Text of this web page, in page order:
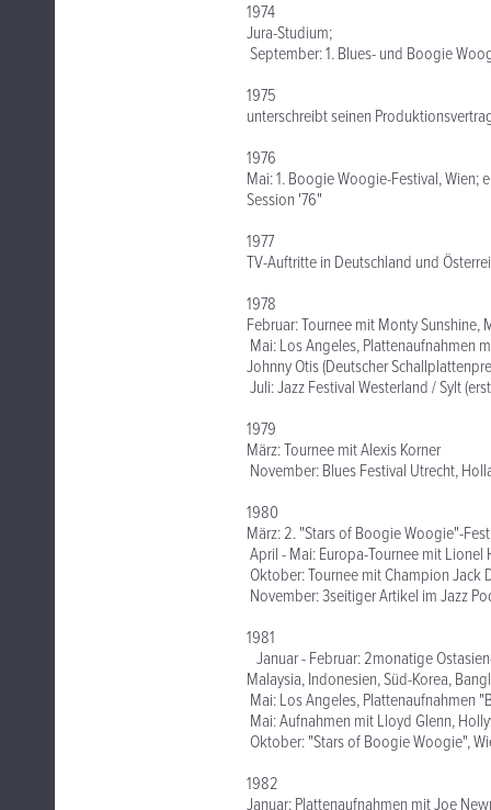
1974
Jura-Studium;
September: 1. Blues- und Boogie
1975
unterschreibt seinen
1976
Mai: 1. Boogie Woogie-Festival,
Session '76"
1977
TV-Auftritte in Deutschland und
1978
Februar: Tournee mit Monty
Mai: Los Angeles, Plattenaufnahmen
Johnny Otis (Deutscher
Juli: Jazz Festival Westerland / Sylt
1979
März: Tournee mit Alexis Korner
November: Blues Festival Utrecht,
1980
März: 2. "Stars of Boogie Woogie"-
April - Mai: Europa-Tournee mit
Oktober: Tournee mit Champion
November: 3seitiger Artikel im Jazz
1981
Januar - Februar: 2monatige
Malaysia, Indonesien, Süd-Korea,
Mai: Los Angeles, Plattenaufnahmen
Mai: Aufnahmen mit Lloyd Glenn,
Oktober: "Stars of Boogie Woogie",
1982
Januar: Plattenaufnahmen mit Joe